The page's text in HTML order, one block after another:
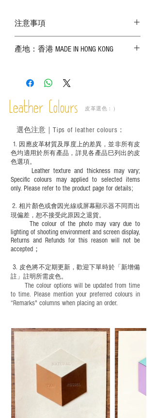
注意事項
實物為準；
－ 植鞣皮革容易受環境、使用程度等產生
成後定期在皮面塗上皮革專用清潔劑及貂
鼠油等；
適合六歲以下兒童使用；六至十二歲兒童
必須由成年人陪同下使用並應小心處理。
產地：香港 MADE IN HONG KONG
Leather Colours 皮革選色：）
1. ​ 因應皮革材質及厚度上的差異，並非所有皮
色均適用於所有產品，詳見各產品巳列出的皮
色選項。
Leather texture and thickness may vary;
Specific colours may applied to selected items
only. Please refer to the product page for details;
​2.相片顏色或會因光線或屏幕顯示器不同而出
現偏差，恕不接受此原因之退貨。
The colour of the photo may vary due to
lighting of shooting environment and screen display,
Returns and Refunds for this reason will not be
accepted；
3. 皮色將不定期更新，歡迎下單時於「新增備
註」註明 所需皮色。
The colour options will be updated from time
to time. Please mention your preferred colours in
“Remarks" columns when placing an order.
選色注意｜ Tips of leather colours ：